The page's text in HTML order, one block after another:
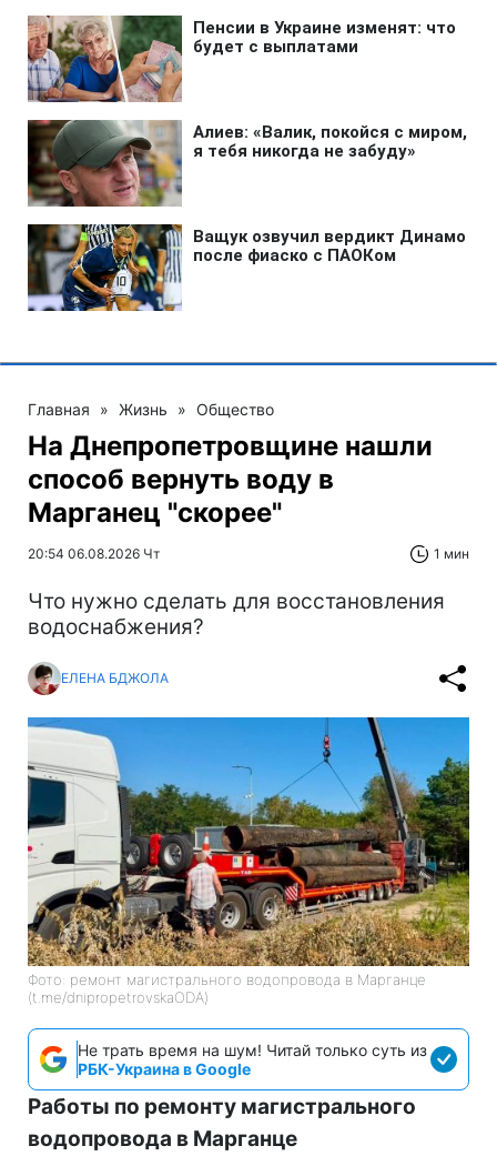
Главная » Жизнь » Общество
На Днепропетровщине нашли
способ вернуть воду в
Марганец "скорее"
20:54 06.08.2026 Чт 1 мин
Что нужно сделать для восстановления
водоснабжения?
ЕЛЕНА БДЖОЛА
Фото: ремонт магистрального водопровода в Марганце
(t.me/dnipropetrovskaODA)
Не трать время на шум! Читай только суть из
РБК-Украина в Google
Работы по ремонту магистрального
водопровода в Марганце